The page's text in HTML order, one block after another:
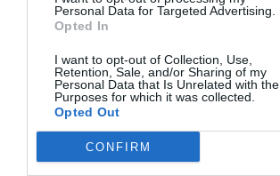
Personal Data for Targeted Advertising.
Opted In
I want to opt-out of Collection, Use,
Retention, Sale, and/or Sharing of my
Personal Data that Is Unrelated with the
Purposes for which it was collected.
Opted Out
CONFIRM
Πέμπτη, 06
Παρασκευή+37°+26°
Σάββατο
+37° +25°
Κυριακή
+ 38°+
Δευτέρα
+34°+26°
+36°+24°
Τετάρτη
+36°+24°